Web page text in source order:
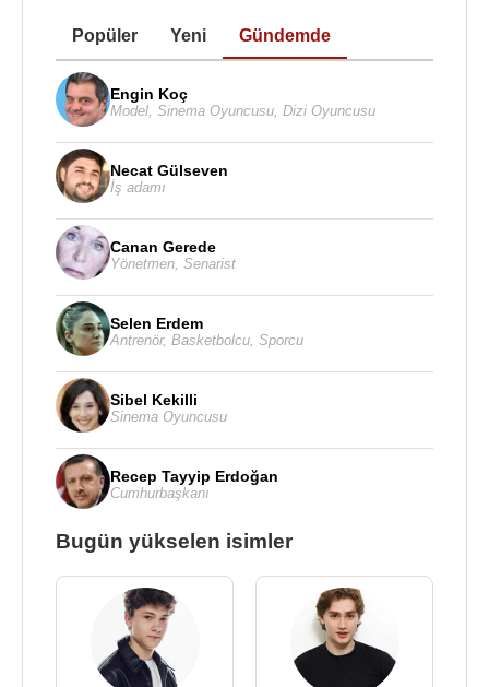
Popüler Yeni Gündemde
Engin Koç
Model Sinema Oyuncusu Dizi Oyuncusu
Necat Gülseven
İş adamı
Canan Gerede
Yönetmen Senarist
Selen Erdem
Antrenör, Basketbolcu Sporcu
Sibel Kekilli
Sinema Oyuncusu
Recep Tayyip Erdoğan
Cumhurbaşkanı
Bugün yükselen isimler